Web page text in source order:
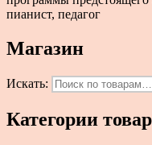
пианист, педагог
Магазин
Искать:
Категории